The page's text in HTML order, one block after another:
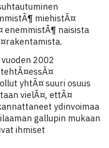
miehistÃ¤
enemmistÃ¶ naisista
2002
yhtÃ¤ suuri osuus
vielÃ¤, ettÃ¤
ydinvoimaa
gallupin mukaan
ihmiset